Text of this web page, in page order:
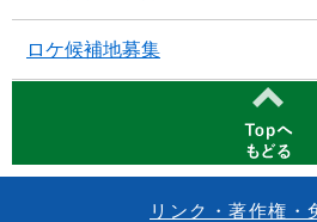
ロケ候補地募集
リンク・著作権・